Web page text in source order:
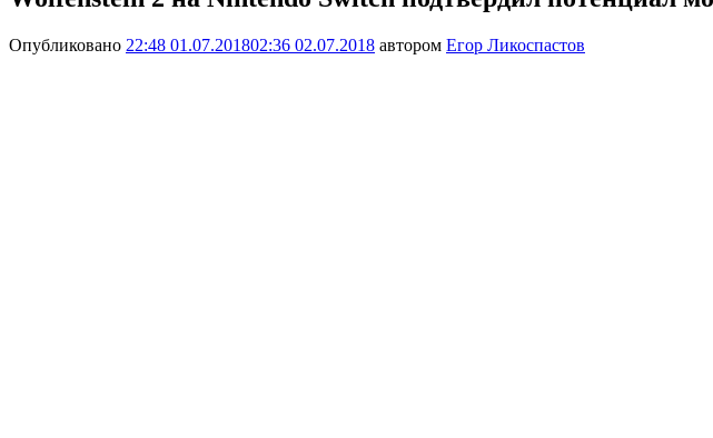
Опубликовано 22:48 01.07.201802:36 02.07.2018 автором Егор Ликоспастов